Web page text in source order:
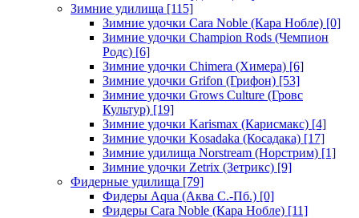
Зимние удилища [115]
Зимние удочки Cara Noble (Кара Нобле) [0]
Зимние удочки Champion Rods (Чемпион
Родс) [6]
Зимние удочки Chimera (Химера) [6]
Зимние удочки Grifon (Грифон) [53]
Зимние удочки Grows Culture (Гровс
Культур) [19]
Зимние удочки Karismax (Карисмакс) [4]
Зимние удочки Kosadaka (Косадака) [17]
Зимние удилища Norstream (Норстрим) [1]
Зимние удочки Zetrix (Зетрикс) [9]
Фидерные удилища [79]
Фидеры Aqua (Аква С.-Пб.) [0]
Фидеры Cara Noble (Кара Нобле) [11]